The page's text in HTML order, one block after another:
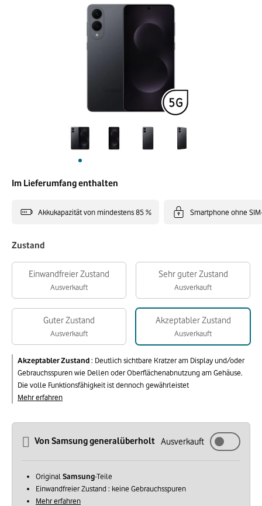
Im Lieferumfang enthalten
Akkukapazität von mindestens 85 % Smartphone ohne
Zustand
Einwandfreier Zustand
Ausverkauft
Sehr guter Zustand
Ausverkauft
Guter Zustand
Ausverkauft
Akzeptabler Zustand
Ausverkauft
Akzeptabler Zustand: Deutlich sichtbare Kratzer am Display und/oder
Gebrauchsspuren wie Dellen oder Oberflächenabnutzung am Gehäuse.
Die volle Funktionsfähigkeit ist dennoch gewährleistet
Mehr erfahren
Von Samsung generalüberholt Ausverkauft
Original Samsung-Teile
Einwandfreier Zustand : keine Gebrauchsspuren
Mehr erfahren